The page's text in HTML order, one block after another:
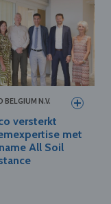
BELGIUM N.V.
versterkt
met
All Soil